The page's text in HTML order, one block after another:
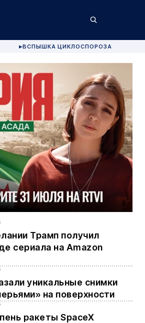
▶ВСПЫШКА ЦИКЛОСПОРОЗА
Трамп получил
сериала на Amazon
уникальные снимки
на поверхности
ракеты SpaceX